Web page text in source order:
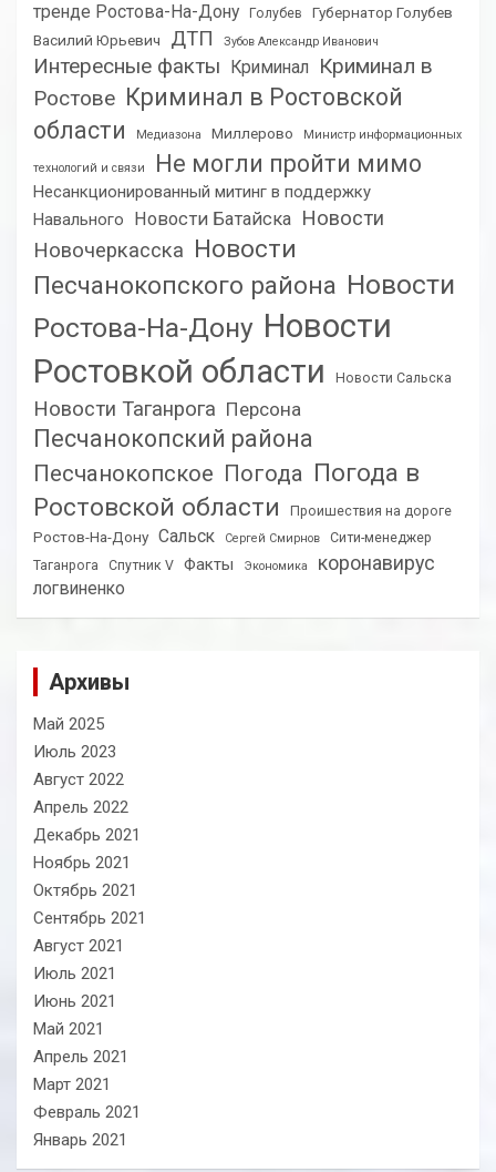
тренде Ростова-На-Дону Голубев
Губернатор Голубев
Василий Юрьевич
ДТП Зубов Александр Иванович
Интересные факты Криминал
Криминал в
Ростове Криминал в Ростовской
области
Медиазона Миллерово Министр информационных
технологий и связи Не могли пройти мимо
Несанкционированный митинг в поддержку
Навального
Новости Батайска Новости
Новочеркасска Новости
Песчанокопского района Новости
Ростова-На-Дону Новости
Ростовкой области
Новости Сальска
Новости Таганрога Персона
Песчанокопский района
Песчанокопское Погода Погода в
Ростовской области
Проишествия на дороге
Ростов-На-Дону Сальск Сергей Смирнов
Сити-менеджер
Таганрога
Спутник V Факты Экономика коронавирус
логвиненко
Архивы
Май 2025
Июль 2023
Август 2022
Апрель 2022
Декабрь 2021
Ноябрь 2021
Октябрь 2021
Сентябрь 2021
Август 2021
Июль 2021
Июнь 2021
Май 2021
Апрель 2021
Март 2021
Февраль 2021
Январь 2021